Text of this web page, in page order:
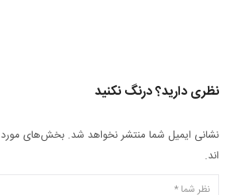
نظری دارید؟ درنگ نکنید
نشانی ایمیل شما منتشر نخواهد شد. بخش‌های مورد
اند.